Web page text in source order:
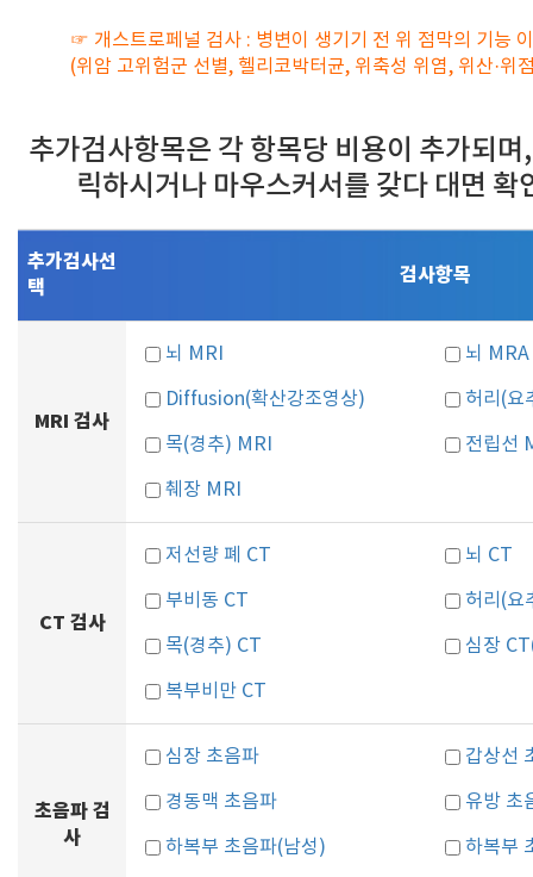
☞ 개스트로페널 검사 : 병변이 생기기 전 위 점막의 기능
(위암 고위험군 선별, 헬리코박터균, 위축성 위염, 위산·위
추가검사항목은 각 항목당 비용이 추가되
릭하시거나 마우스커서를 갖다 대면 확
추가검사선
택
검사항목
MRI 검사
뇌 MRI 뇌 MRA
Diffusion(확산강조영상) 허리(요
목(경추) MRI 전립선
췌장 MRI
CT 검사
저선량 폐 CT 뇌 CT
부비동 CT 허리(요
목(경추) CT 심장
복부비만 CT
초음파 검
사
심장 초음파 갑상선
경동맥 초음파 유방 초
하복부 초음파(남성) 하복부